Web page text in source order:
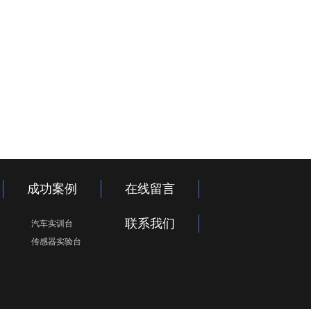
成功案例
汽车实训台
传感器实验台
在线留言
联系我们